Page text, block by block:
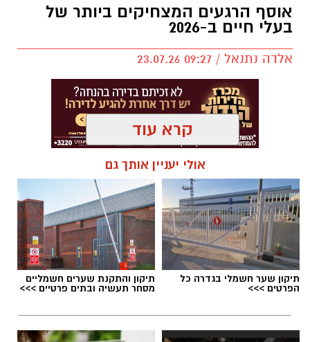
אוסף הרגעים המצחיקים ביותר של
בעלי חיים ב-2026
אלדה נתנאל / 09:27 23.07.26
קרא עוד
אולי יעניין אותך גם
תיקון שער חשמלי בגדרה כל
הפרטים >>>
תיקון והתקנת שערים חשמליים
מסחר תעשיה ובתים פרטיים >>>